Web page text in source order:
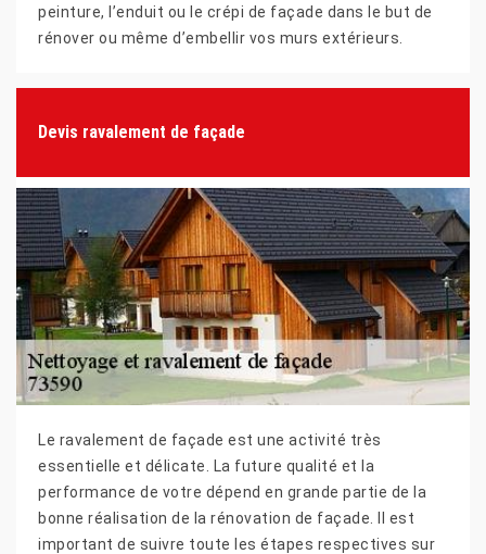
peinture, l’enduit ou le crépi de façade dans le but de
rénover ou même d’embellir vos murs extérieurs.
Devis ravalement de façade
Le ravalement de façade est une activité très
essentielle et délicate. La future qualité et la
performance de votre dépend en grande partie de la
bonne réalisation de la rénovation de façade. Il est
important de suivre toute les étapes respectives sur